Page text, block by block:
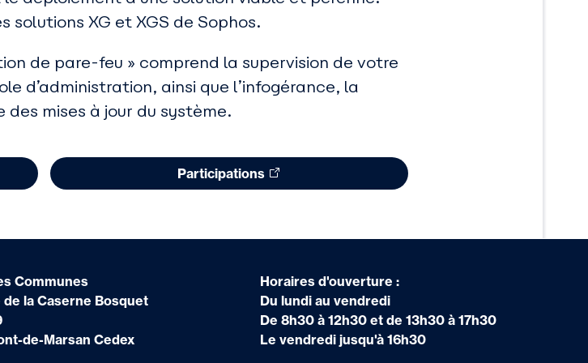
solutions XG et XGS de Sophos.
de pare-feu » comprend la supervision de votre
d’administration, ainsi que l’infogérance, la
mises à jour du système.
Participations
Communes
de la Caserne Bosquet
de-Marsan Cedex
Horaires d'ouverture :
Du lundi au vendredi
De 8h30 à 12h30 et de 13h30 à 17h30
Le vendredi jusqu'à 16h30